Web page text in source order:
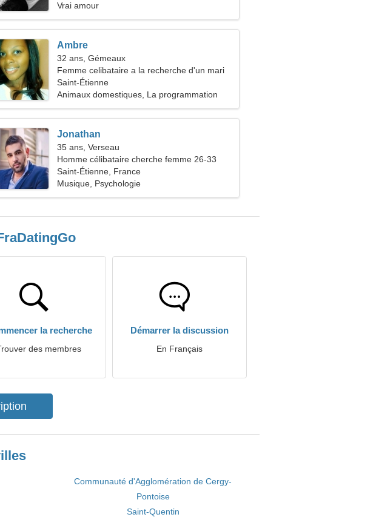
Vrai amour
Ambre
32 ans, Gémeaux
Femme celibataire a la recherche d'un mari
Saint-Étienne
Animaux domestiques, La programmation
Jonathan
35 ans, Verseau
Homme célibataire cherche femme 26-33
Saint-Étienne, France
Musique, Psychologie
la recherche
des membres
Démarrer la discussion
En Français
Communauté d'Agglomération de Cergy-
Pontoise
Saint-Quentin